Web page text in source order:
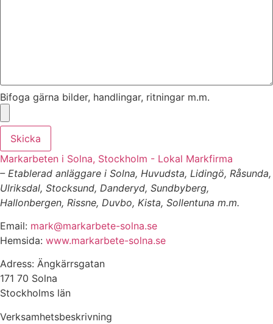
Bifoga gärna bilder, handlingar, ritningar m.m.
Skicka
Markarbeten i Solna, Stockholm - Lokal Markfirma
– Etablerad anläggare i Solna, Huvudsta, Lidingö, Råsunda,
Ulriksdal, Stocksund, Danderyd, Sundbyberg,
Hallonbergen, Rissne, Duvbo, Kista, Sollentuna m.m.
Email: mark@markarbete-solna.se
Hemsida: www.markarbete-solna.se
Adress: Ängkärrsgatan
171 70 Solna
Stockholms län
Verksamhetsbeskrivning